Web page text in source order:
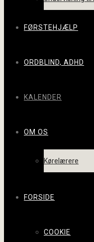
FØRSTEHJÆLP
ORDBLIND, ADHD
KALENDER
OM OS
Kørelærere
FORSIDE
COOKIE